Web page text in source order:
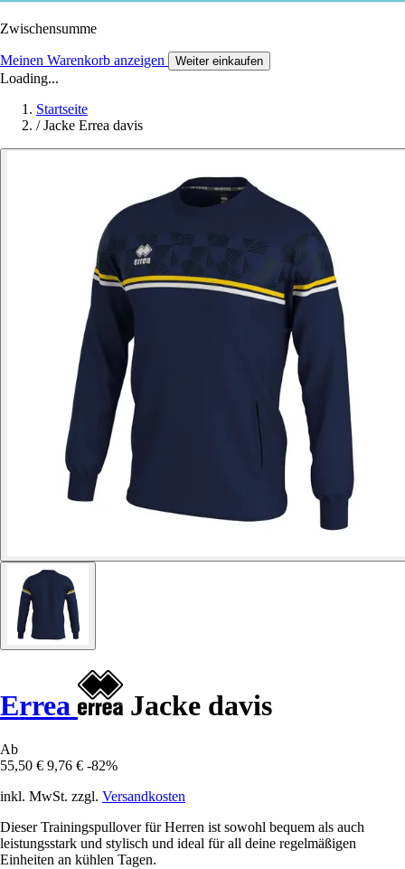
Zwischensumme
Meinen Warenkorb anzeigen Weiter einkaufen
Loading...
Startseite
/ Jacke Errea davis
Errea Jacke davis
Ab
55,50 € 9,76 € -82%
inkl. MwSt. zzgl. Versandkosten
Dieser Trainingspullover für Herren ist sowohl bequem als auch
leistungsstark und stylisch und ideal für all deine regelmäßigen
Einheiten an kühlen Tagen.